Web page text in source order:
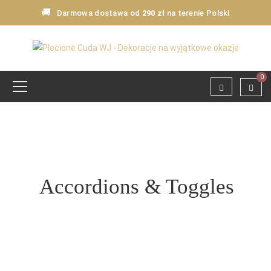
🚚 Darmowa dostawa od 290 zł na terenie Polski
0
Accordions & Toggles